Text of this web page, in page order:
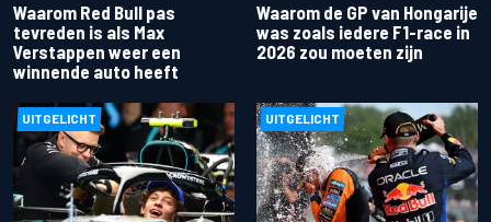
Waarom Red Bull pas
tevreden is als Max
Verstappen weer een
winnende auto heeft
Waarom de GP van Hongarije
was zoals iedere F1-race in
2026 zou moeten zijn
UITGELICHT UITGELICHT